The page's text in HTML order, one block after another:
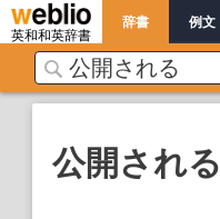
英和和英辞書
辞書 例文
公開される